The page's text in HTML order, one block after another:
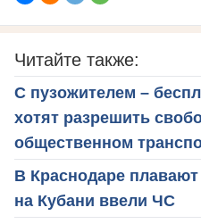
Читайте также:
С пузожителем –
хотят разрешить
общественном
В Краснодаре
на Кубани ввели ЧС